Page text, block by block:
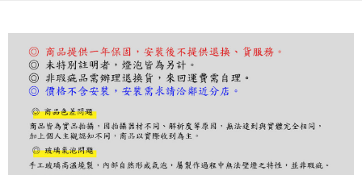
２．訂單成立數日內，您將收到繳費通知簡訊。
３．收到繳費通知簡訊後14天內，點擊此簡訊中的連結，可透過四大超商／
ATM／網路銀行／等多元方式進行付款，方視為交易完成。
※ 請注意：結帳手續完成當下不需立刻繳費，但若您需要取消訂單，請聯絡
購買商品的店家。未經商家同意取消之訂單仍視為有效，需透過AFTEE先享
後付繳納相關費用。
※ 交易是否成功請以「AFTEE先享後付 」之結帳頁面顯示為準，若有關於
是否繳費成功／繳費後需取消欲退款等相關疑問，請聯繫「AFTEE先享後付
客戶支援中心」https://netprotections.freshdesk.com/support/home